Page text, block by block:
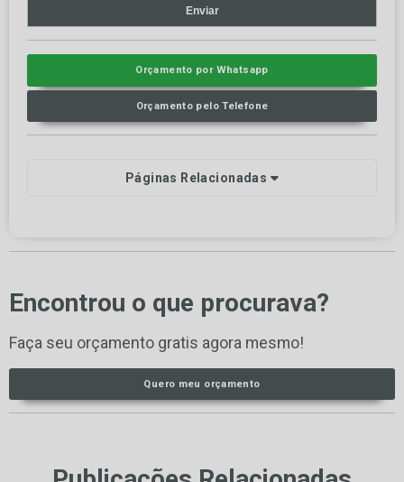
Orçamento por Whatsapp
Orçamento pelo Telefone
Páginas Relacionadas
Encontrou o que procurava?
Faça seu orçamento gratis agora mesmo!
Quero meu orçamento